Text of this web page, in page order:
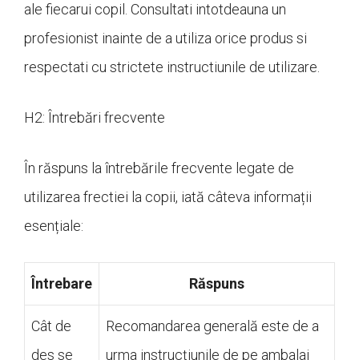
ale fiecarui copil. Consultati intotdeauna un
profesionist inainte de a utiliza orice produs si
respectati cu strictete instructiunile de utilizare.
H2: Întrebări frecvente
În răspuns la întrebările frecvente legate de
utilizarea frectiei la copii, iată câteva informații
esențiale:
Întrebare Răspuns
Cât de
des se
Recomandarea generală este de a
urma instrucțiunile de pe ambalaj